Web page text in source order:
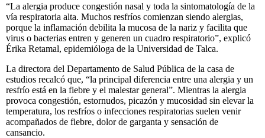
“La alergia produce congestión nasal y toda la sintomatología de la
vía respiratoria alta. Muchos resfríos comienzan siendo alergias,
porque la inflamación debilita la mucosa de la nariz y facilita que
virus o bacterias entren y generen un cuadro respiratorio”, explicó
Érika Retamal, epidemióloga de la Universidad de Talca.
La directora del Departamento de Salud Pública de la casa de
estudios recalcó que, “la principal diferencia entre una alergia y un
resfrío está en la fiebre y el malestar general”. Mientras la alergia
provoca congestión, estornudos, picazón y mucosidad sin elevar la
temperatura, los resfríos o infecciones respiratorias suelen venir
acompañados de fiebre, dolor de garganta y sensación de
cansancio.